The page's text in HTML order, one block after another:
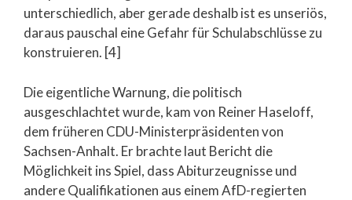
unterschiedlich, aber gerade deshalb ist es unseriös,
daraus pauschal eine Gefahr für Schulabschlüsse zu
konstruieren. [4]
Die eigentliche Warnung, die politisch
ausgeschlachtet wurde, kam von Reiner Haseloff,
dem früheren CDU-Ministerpräsidenten von
Sachsen-Anhalt. Er brachte laut Bericht die
Möglichkeit ins Spiel, dass Abiturzeugnisse und
andere Qualifikationen aus einem AfD-regierten